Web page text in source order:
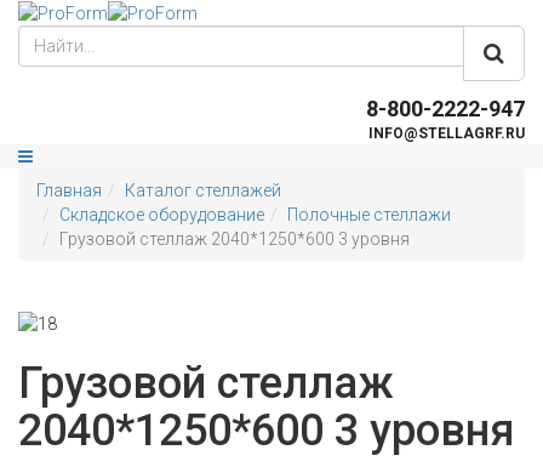
8-800-2222-947
INFO@STELLAGRF.RU
Главная
Каталог стеллажей
Складское оборудование
Полочные стеллажи
Грузовой стеллаж 2040*1250*600 3 уровня
Грузовой стеллаж
2040*1250*600 3 уровня